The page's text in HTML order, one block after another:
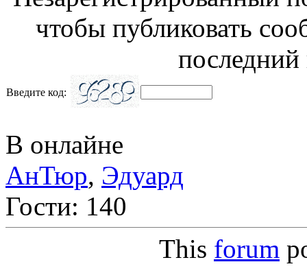
чтобы публиковать
Введите код:
В онлайне
АнТюр, Эдуард
Гости: 140
This forum